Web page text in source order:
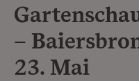
–
23. Mai